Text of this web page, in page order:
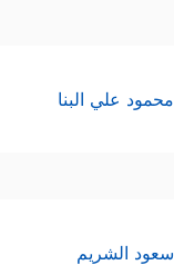
محمود علي البنا
سعود الشريم